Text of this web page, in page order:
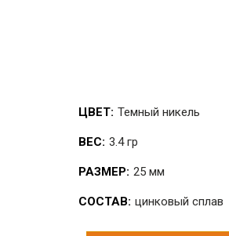
ЦВЕТ: Темный никель
ВЕС: 3.4 гр
РАЗМЕР: 25 мм
СОСТАВ: цинковый сплав